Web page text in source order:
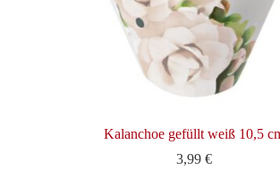
Kalanchoe gefüllt weiß 10,5
3,99€